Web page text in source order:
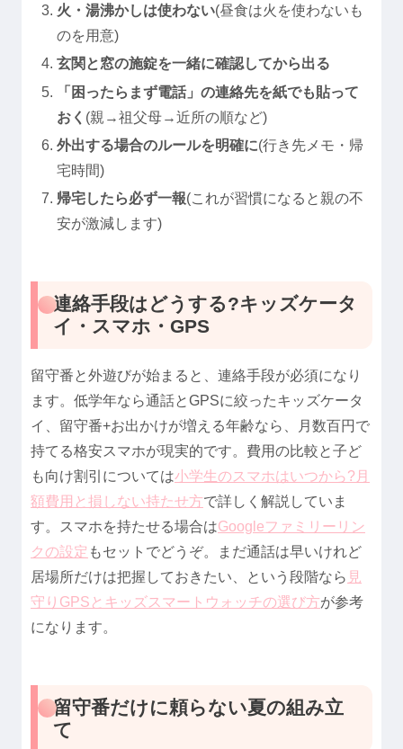
火・湯沸かしは使わない(昼食は火を使わないも
のを用意)
玄関と窓の施錠を一緒に確認してから出る
「困ったらまず電話」の連絡先を紙でも貼って
おく (親→祖父母→近所の順など)
外出する場合のルールを明確に(行き先メモ・帰
宅時間)
帰宅したら必ず一報(これが習慣になると親の不
安が激減します)
連絡手段はどうする?キッズケータ
イ・スマホ・GPS
留守番と外遊びが始まると、連絡手段が必須になり
ます。低学年なら通話とGPSに絞ったキッズケータ
イ、留守番+お出かけが増える年齢なら、月数百円で
持てる格安スマホが現実的です。費用の比較と子ど
も向け割引については小学生のスマホはいつから?月
額費用と損しない持たせ方で詳しく解説していま
す。スマホを持たせる場合はGoogleファミリーリン
クの設定 もセットでどうぞ。まだ通話は早いけれど
居場所だけは把握しておきたい、という段階なら 見
守りGPSとキッズスマートウォッチの選び方が参考
になります。
留守番だけに頼らない夏の組み立
て